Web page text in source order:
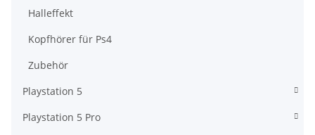
Halleffekt
Kopfhörer für Ps4
Zubehör
Playstation 5
Playstation 5 Pro